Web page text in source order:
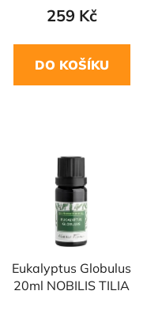
259 Kč
DO KOŠÍKU
Eukalyptus Globulus
20ml NOBILIS TILIA